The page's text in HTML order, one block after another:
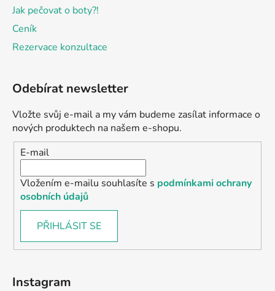
Jak pečovat o boty?!
Ceník
Rezervace konzultace
Odebírat newsletter
Vložte svůj e-mail a my vám budeme zasílat informace o
nových produktech na našem e-shopu.
E-mail
Vložením e-mailu souhlasíte s podmínkami ochrany
osobních údajů
PŘIHLÁSIT SE
Instagram